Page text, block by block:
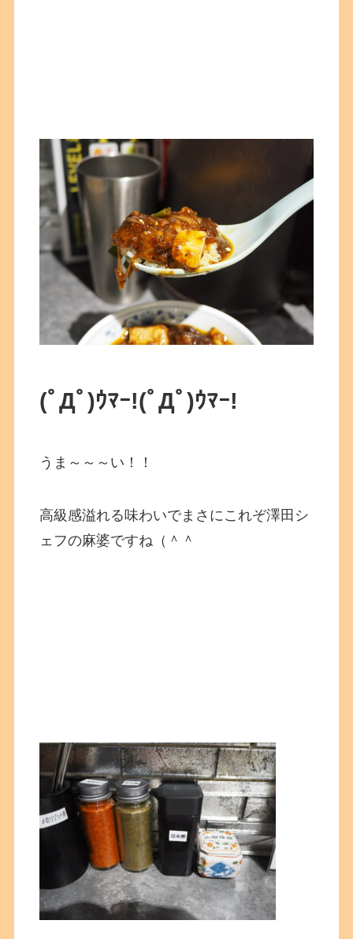
(ﾟДﾟ)ｳﾏｰ!(ﾟДﾟ)ｳﾏｰ!
うま～～～い！！
高級感溢れる味わいでまさにこれぞ澤田シ
ェフの麻婆ですね（＾＾